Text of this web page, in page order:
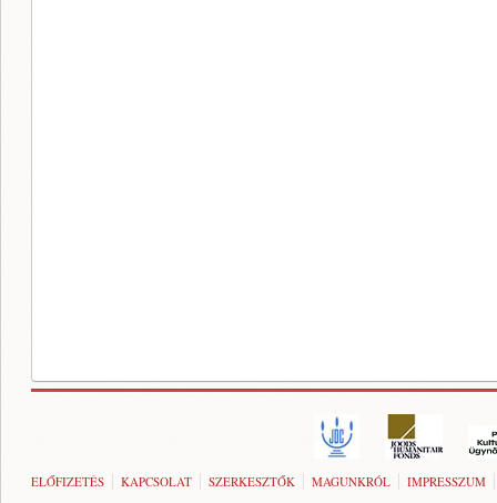
ELŐFIZETÉS KAPCSOLAT SZERKESZTŐK MAGUNKRÓL IMPRESSZUM